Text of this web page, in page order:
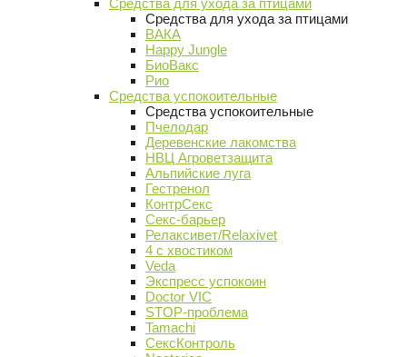
Средства для ухода за птицами
Средства для ухода за птицами
ВАКА
Happy Jungle
БиоВакс
Рио
Средства успокоительные
Средства успокоительные
Пчелодар
Деревенские лакомства
НВЦ Агроветзащита
Альпийские луга
Гестренол
КонтрСекс
Секс-барьер
Релаксивет/Relaxivet
4 с хвостиком
Veda
Экспресс успокоин
Doctor VIC
STOP-проблема
Tamachi
СексКонтроль